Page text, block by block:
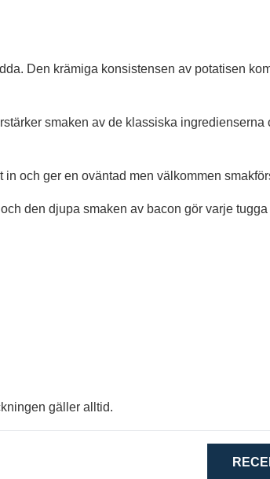
Den krämiga konsistensen av potatisen
smaken av de klassiska ingredienserna
och ger en oväntad men välkommen
den djupa smaken av bacon gör varje
gäller alltid.